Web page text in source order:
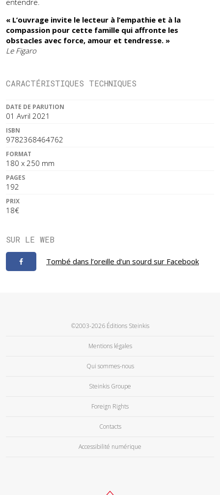
entendre.
« L’ouvrage invite le lecteur à l’empathie et à la
compassion pour cette famille qui affronte les
obstacles avec force, amour et tendresse. »
Le Figaro
CARACTÉRISTIQUES TECHNIQUES
DATE DE PARUTION
01 Avril 2021
ISBN
9782368464762
FORMAT
180 x 250 mm
PAGES
192
PRIX
18€
SUR LE WEB
Tombé dans l’oreille d’un sourd sur Facebook
©2003-2026 Éditions Steinkis
Mentions légales
Qui sommes-nous
Steinkis Groupe
Foreign Rights
Contacts
Accessibilité numérique